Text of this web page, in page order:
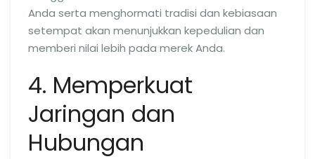
Anda serta menghormati tradisi dan kebiasaan
setempat akan menunjukkan kepedulian dan
memberi nilai lebih pada merek Anda.
4. Memperkuat
Jaringan dan
Hubungan